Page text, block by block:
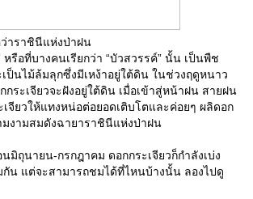
ว่าราชินีแห่งป่าฝน
รือที่บางคนเรียกว่า “บัวสวรรค์” นั้น เป็นพืช
ป็นไม้ล้มลุกซึ่งมีเหง้าอยู่ใต้ดิน ในช่วงฤดูหนาว
ระเจียวจะฝังอยู่ใต้ดิน เมื่อเข้าสู่หน้าฝน สายฝน
เจียวให้แทงหน่อต่อยอดเติบโตและค่อยๆ ผลิดอก
งามสมดังฉายาราชินีแห่งป่าฝน
นายน-กรกฎาคม ดอกกระเจียวก็กำลังเบ่ง
น แต่จะสามารถชมได้ที่ไหนบ้างนั้น ลองไปดู